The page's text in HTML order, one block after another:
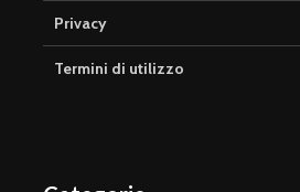
Privacy
Termini di utilizzo